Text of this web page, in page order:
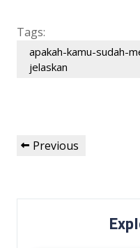
Tags:
apakah-kamu-sudah-
jelaskan
Post
navigation
Previous
Previous